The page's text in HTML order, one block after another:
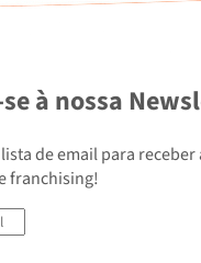
à nossa
de email para
franchising!